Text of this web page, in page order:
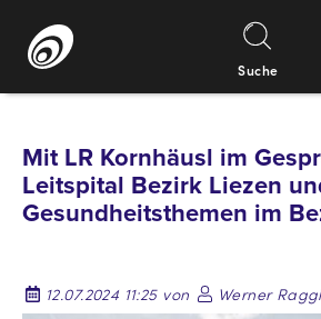
Inhalt
Suche
Mit LR Kornhäusl im
Leitspital Bezirk Liezen
Gesundheitsthemen im
12.07.2024 11:25 von Werner Raggl